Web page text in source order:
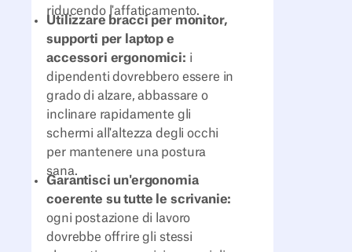
riducendo l'affaticamento.
Utilizzare bracci per monitor,
supporti per laptop e
accessori ergonomici: i
dipendenti dovrebbero essere in
grado di alzare, abbassare o
inclinare rapidamente gli
schermi all'altezza degli occhi
per mantenere una postura
sana.
Garantisci un'ergonomia
coerente su tutte le scrivanie:
ogni postazione di lavoro
dovrebbe offrire gli stessi